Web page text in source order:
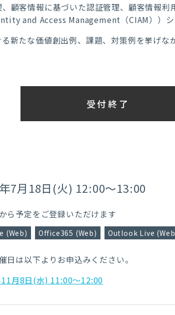
顧客情報に基づいた認証管理、顧客情報
and Access Management（CIAM））シ
新たな価値創出例、課題、対策例を挙げ
受付終了
7月18日(火) 12:00～13:00
ら予定をご登録いただけます
(Web) Office365 (Web) Outlook Live
日は以下よりお申込みください。
月8日(水) 11:00～12:00